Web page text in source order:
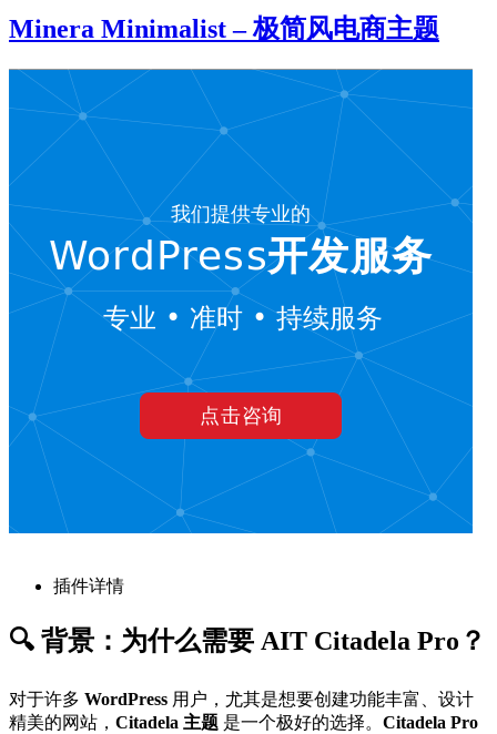
Minera Minimalist – 极简风电商主题
插件详情
🔍 背景：为什么需要 AIT Citadela Pro？
对于许多 WordPress 用户，尤其是想要创建功能丰富、设计
精美的网站， Citadela 主题 是一个极好的选择。 Citadela Pro